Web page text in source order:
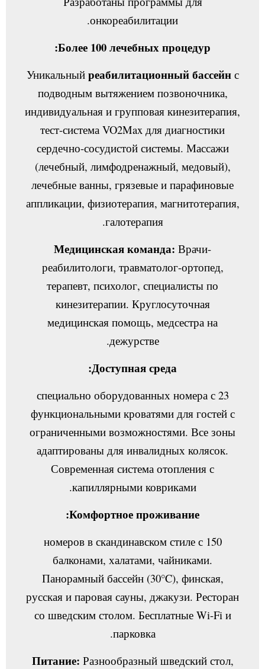
онкореабилитации.
Более 100 лечебных процедур:
Уникальный реабилитационный бассейнс
подводным вытяжением позвоночника,
индивидуальная и групповая кинезитерапия,
тест-система VO2Max для диагностики
сердечно-сосудистой системы. Массажи
(лечебный, лимфодренажный, медовый),
лечебные ванны, грязевые и парафиновые
аппликации, физиотерапия, магнитотерапия,
галотерапия.
Медицинская команда: Врачи-
реабилитологи, травматолог-ортопед,
терапевт, психолог, специалисты по
кинезитерапии. Круглосуточная
медицинская помощь, медсестра на
дежурстве.
Доступная среда:
23 специально оборудованных номера с
функциональными кроватями для гостей с
ограниченными возможностями. Все зоны
адаптированы для инвалидных колясок.
Современная система отопления с
капиллярными ковриками.
Комфортное проживание:
150 номеров в скандинавском стиле с
балконами, халатами, чайниками.
Панорамный бассейн (30°C), финская,
русская и паровая сауны, джакузи. Ресторан
со шведским столом. Бесплатные Wi-Fi и
парковка.
Питание: Разнообразный шведский стол,